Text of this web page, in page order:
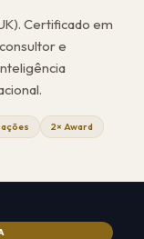
Certificado em
e
2× Award